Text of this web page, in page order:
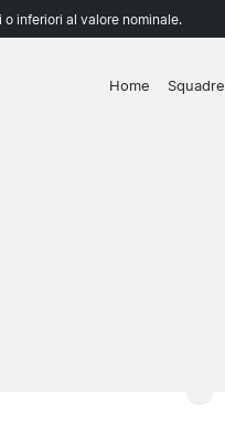
inferiori al valore nominale.
Home Squadre